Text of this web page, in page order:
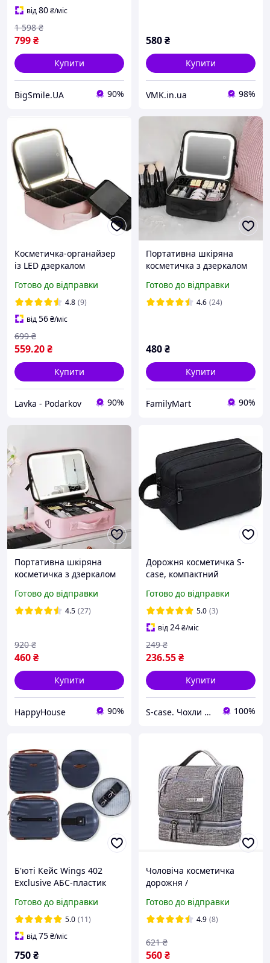
від80₴/міс
799₴
1 598 ₴
Купити
BigSmile.UA 90%
580₴
Купити
VMK.in.ua 98%
Косметичка-органайзер
із LED дзеркалом
Готово до відправки
4.8 (9)
від56₴/міс
559.20₴
699 ₴
Купити
Lavka - Podarkov 90%
Портативна шкіряна
косметичка з дзеркалом
26x23x11 см Black FM227
Готово до відправки
4.6 (24)
480₴
Купити
FamilyMart 90%
Портативна шкіряна
косметичка з дзеркалом
26x23x11 см PINK HP227
Готово до відправки
4.5 (27)
460₴
920 ₴
Купити
HappyHouse 90%
Дорожня косметичка S-
case, компактний
органайзер для
косметики (чорний)
Готово до відправки
5.0 (3)
від24₴/міс
236.55₴
249 ₴
Купити
S-case. Чохли для улюблених речей 100%
Б'юті Кейс Wings 402
Exclusive АБС-пластик
Готово до відправки
5.0 (11)
від75₴/міс
750₴
Чоловіча косметичка
дорожня /
органайзер / Великий
кейс для косметики
Готово до відправки
4.9 (8)
560₴
621 ₴